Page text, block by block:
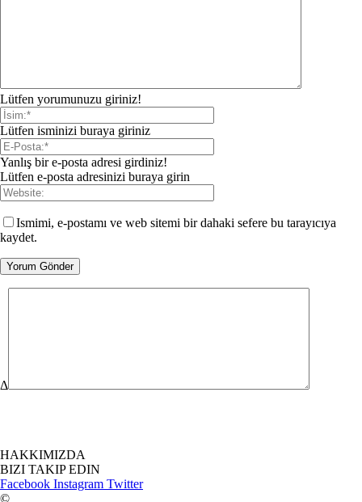
Lütfen yorumunuzu giriniz!
Lütfen isminizi buraya giriniz
Yanlış bir e-posta adresi girdiniz!
Lütfen e-posta adresinizi buraya girin
Ismimi, e-postamı ve web sitemi bir dahaki sefere bu tarayıcıya
kaydet.
Δ
HAKKIMIZDA
BIZI TAKIP EDIN
Facebook Instagram Twitter
©